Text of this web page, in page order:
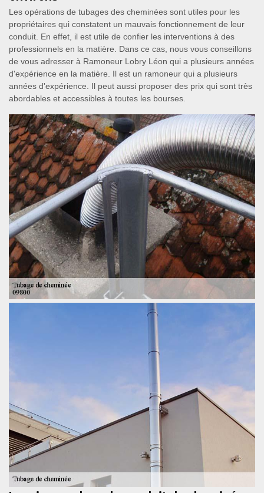
Les opérations de tubages des cheminées sont utiles pour les
propriétaires qui constatent un mauvais fonctionnement de leur
conduit. En effet, il est utile de confier les interventions à des
professionnels en la matière. Dans ce cas, nous vous conseillons
de vous adresser à Ramoneur Lobry Léon qui a plusieurs années
d'expérience en la matière. Il est un ramoneur qui a plusieurs
années d'expérience. Il peut aussi proposer des prix qui sont très
abordables et accessibles à toutes les bourses.